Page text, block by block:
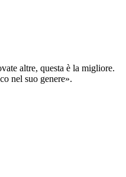
altre, questa è la migliore.
nel suo genere».